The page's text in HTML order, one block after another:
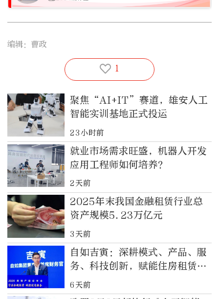
编辑：曹政
1
聚焦“AI+IT”赛道，雄安人工
智能实训基地正式投运
23小时前
就业市场需求旺盛，机器人开发
应用工程师如何培养？
2天前
2025年末我国金融租赁行业总
资产规模5.23万亿元
3天前
自如吉寅：深耕模式、产品、服
务、科技创新，赋能住房租赁行
业高质量发展
6天前